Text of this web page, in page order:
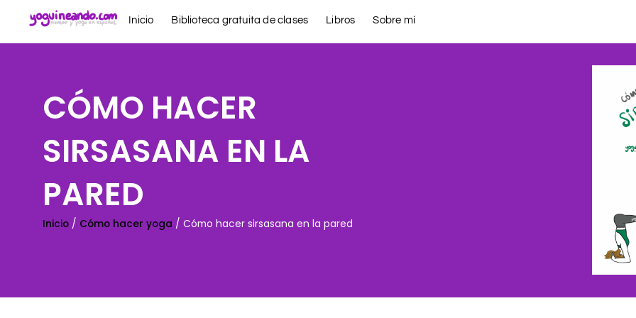
contenido
Inicio Biblioteca gratuita de clases Libros Sobre mí
CÓMO HACER
SIRSASANA EN LA
PARED
Inicio / Cómo hacer yoga / Cómo hacer sirsasana en la pared